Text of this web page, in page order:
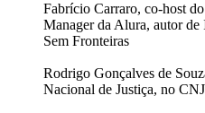
Fabrício Carraro, co-host
Manager da Alura, autor
Sem Fronteiras
Rodrigo Gonçalves de
Nacional de Justiça, no CNJ